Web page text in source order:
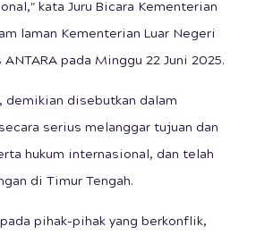
kata Juru Bicara Kementerian
laman Kementerian Luar Negeri
pada Minggu 22 Juni 2025.
demikian disebutkan dalam
serius melanggar tujuan dan
hukum internasional, dan telah
di Timur Tengah.
pihak-pihak yang berkonflik,